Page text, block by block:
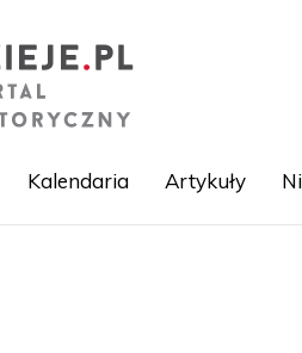
Kalendaria Artykuły